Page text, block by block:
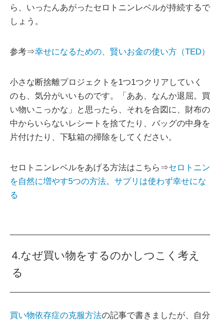
ら、いったんあがったセロトニンレベルが持続するで
しょう。
参考⇒幸せになるための、賢いお金の使い方（TED）
小さな断捨離プロジェクトを1つ1つクリアしていく
のも、気分がいいものです。「ああ、なんか退屈。買
い物いこっかな」と思ったら、それを合図に、財布の
中からいらないレシートを捨てたり、バッグの中身を
片付けたり、下駄箱の掃除をしてください。
セロトニンレベルをあげる方法はこちら⇒セロトニン
を自然に増やす5つの方法。サプリは使わず幸せにな
る
4.なぜ買い物をするのかしつこく考え
る
買い物依存症の克服方法の記事で書きましたが、自分